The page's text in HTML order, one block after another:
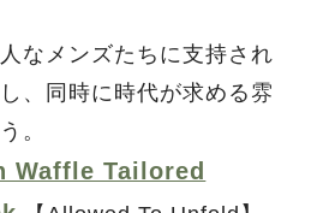
なメンズたちに支持され
、同時に時代が求める雰
。
Waffle Tailored